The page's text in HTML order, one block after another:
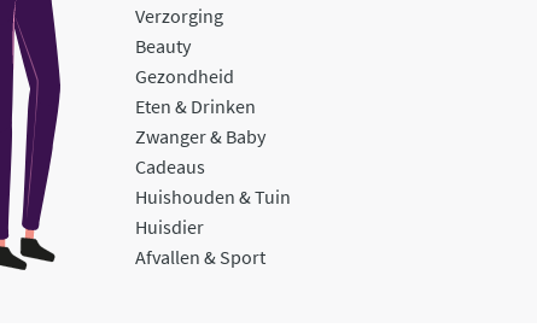
Verzorging
Beauty
Gezondheid
Eten & Drinken
Zwanger & Baby
Cadeaus
Huishouden & Tuin
Huisdier
Afvallen & Sport